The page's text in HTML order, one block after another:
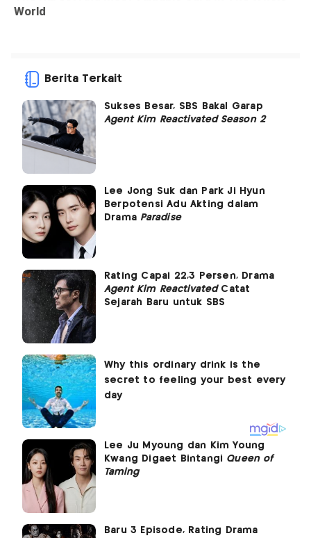
Berita Terkait
Sukses Besar, SBS Bakal Garap
Agent Kim Reactivated Season 2
Lee Jong Suk dan Park Ji Hyun
Berpotensi Adu Akting dalam
Drama Paradise
Rating Capai 22,3 Persen, Drama
Agent Kim ReactivatedCatat
Sejarah Baru untuk SBS
Lee Ju Myoung dan Kim Young
Kwang Digaet Bintangi Queen of
Taming
Baru 3 Episode, Rating Drama